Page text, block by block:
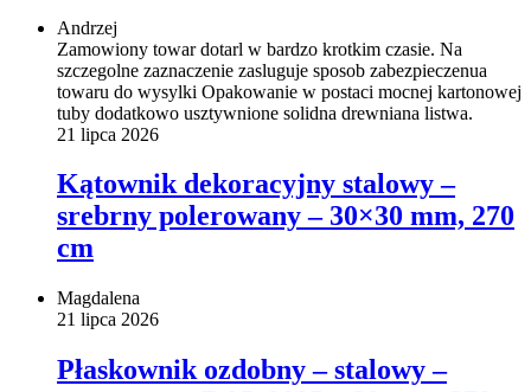
Andrzej
Zamowiony towar dotarl w bardzo krotkim czasie. Na
szczegolne zaznaczenie zasluguje sposob zabezpieczenua
towaru do wysylki Opakowanie w postaci mocnej kartonowej
tuby dodatkowo usztywnione solidna drewniana listwa.
21 lipca 2026
Kątownik dekoracyjny stalowy –
srebrny polerowany – 30×30 mm, 270
cm
Magdalena
21 lipca 2026
Płaskownik ozdobny – stalowy –